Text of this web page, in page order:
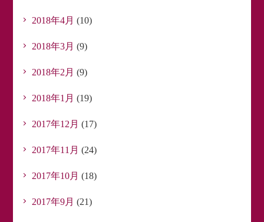
2018年4月 (10)
2018年3月 (9)
2018年2月 (9)
2018年1月 (19)
2017年12月 (17)
2017年11月 (24)
2017年10月 (18)
2017年9月 (21)